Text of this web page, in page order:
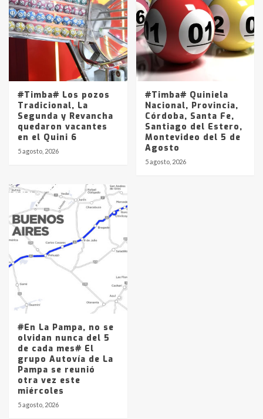
#Timba# Los pozos
Tradicional, La
Segunda y Revancha
quedaron vacantes
en el Quini 6
5 agosto, 2026
#Timba# Quiniela
Nacional, Provincia,
Córdoba, Santa Fe,
Santiago del Estero,
Montevideo del 5 de
Agosto
5 agosto, 2026
#En La Pampa, no se
olvidan nunca del 5
de cada mes# El
grupo Autovía de La
Pampa se reunió
otra vez este
miércoles
5 agosto, 2026